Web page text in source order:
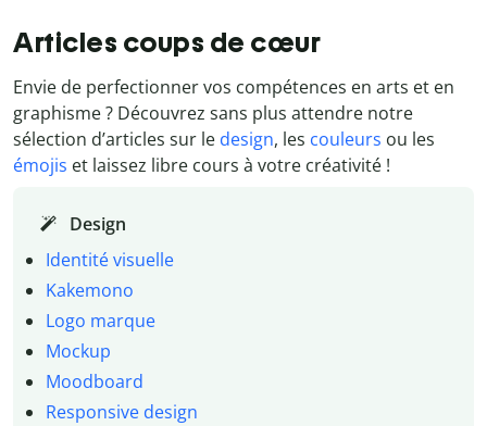
Articles coups de cœur
Envie de perfectionner vos compétences en arts et en
graphisme ? Découvrez sans plus attendre notre
sélection d’articles sur le design, les couleurs ou les
émojis et laissez libre cours à votre créativité !
Design
Identité visuelle
Kakemono
Logo marque
Mockup
Moodboard
Responsive design